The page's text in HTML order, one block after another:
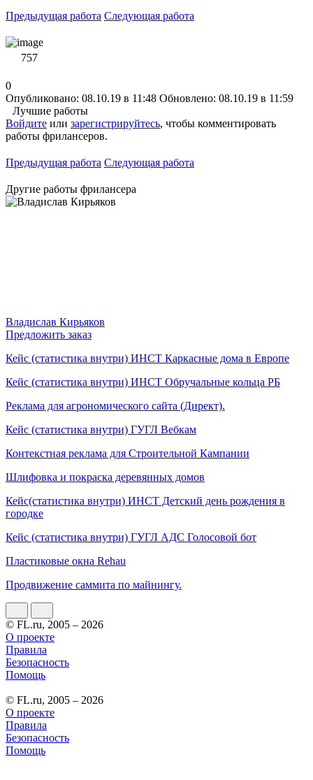
Предыдущая работа Следующая работа
757
0
Опубликовано: 08.10.19 в 11:48 Обновлено: 08.10.19 в 11:59
Лучшие работы
Войдите или зарегистрируйтесь, чтобы комментировать
работы фрилансеров.
Предыдущая работа Следующая работа
Другие работы фрилансера
Владислав Кирьяков
Предложить заказ
Кейс (статистика внутри) ИНСТ Каркасные дома в Европе
Кейс (статистика внутри) ИНСТ Обручальные кольца РБ
Реклама для агрономического сайта (Директ).
Кейс (статистика внутри) ГУГЛ Вебкам
Контекстная реклама для Строительной Кампании
Шлифовка и покраска деревянных домов
Кейс(статистика внутри) ИНСТ Детский день рождения в
городке
Кейс (статистика внутри) ГУГЛ АДС Голосовой бот
Пластиковые окна Rehau
Продвижение саммита по майнингу.
© FL.ru, 2005 – 2026
О проекте
Правила
Безопасность
Помощь
© FL.ru, 2005 – 2026
О проекте
Правила
Безопасность
Помощь